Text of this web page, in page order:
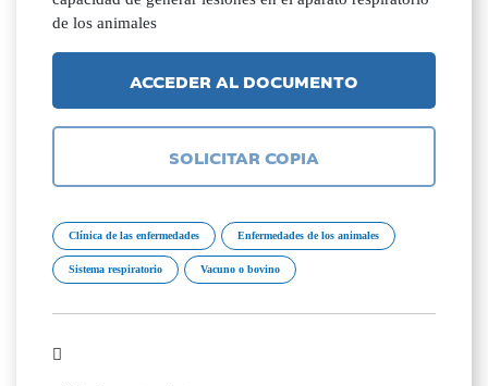
de los animales
ACCEDER AL DOCUMENTO
SOLICITAR COPIA
Clínica de las enfermedades Enfermedades de los animales
Sistema respiratorio Vacuno o bovino